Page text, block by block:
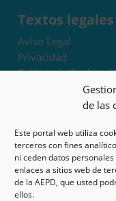
de las
Este portal web utiliza
terceros con fines
ni ceden datos
enlaces a sitios web de
de la AEPD, que usted
ellos.
Textos legales
Aviso Legal
Privacidad
Política de Cookies
Términos y
Exoneración de
Mapa del sitio
Mi cuenta
Tienda
Psicología en Murcia